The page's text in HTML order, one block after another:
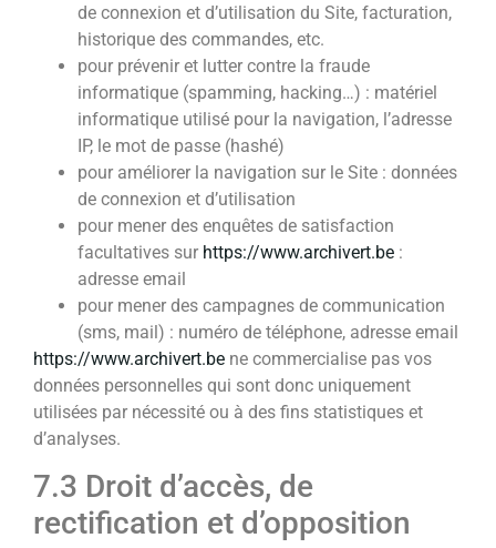
de connexion et d’utilisation du Site, facturation,
historique des commandes, etc.
pour prévenir et lutter contre la fraude
informatique (spamming, hacking…) : matériel
informatique utilisé pour la navigation, l’adresse
IP, le mot de passe (hashé)
pour améliorer la navigation sur le Site : données
de connexion et d’utilisation
pour mener des enquêtes de satisfaction
facultatives sur https://www.archivert.be :
adresse email
pour mener des campagnes de communication
(sms, mail) : numéro de téléphone, adresse email
https://www.archivert.be ne commercialise pas vos
données personnelles qui sont donc uniquement
utilisées par nécessité ou à des fins statistiques et
d’analyses.
7.3 Droit d’accès, de
rectification et d’opposition